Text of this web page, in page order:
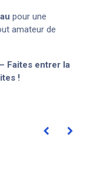
pour une
amateur de
Faites entrer la
!